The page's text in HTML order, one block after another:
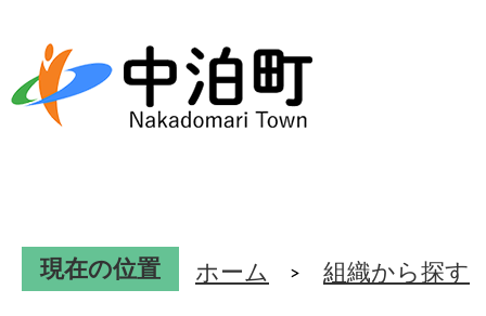
現在の位置 ホーム 組織から探す